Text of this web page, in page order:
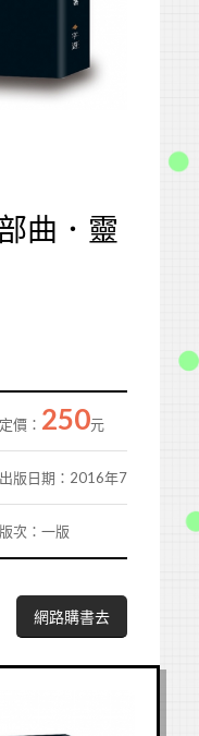
曲．靈
定價： 250元
出版日期：2016年7月
版次：一版
網路購書去